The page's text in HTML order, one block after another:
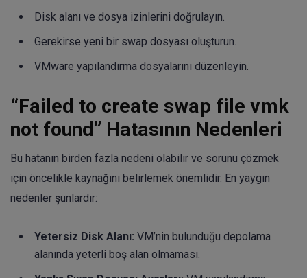
Disk alanı ve dosya izinlerini doğrulayın.
Gerekirse yeni bir swap dosyası oluşturun.
VMware yapılandırma dosyalarını düzenleyin.
“Failed to create swap file vmk
not found” Hatasının Nedenleri
Bu hatanın birden fazla nedeni olabilir ve sorunu çözmek
için öncelikle kaynağını belirlemek önemlidir. En yaygın
nedenler şunlardır:
Yetersiz Disk Alanı: VM’nin bulunduğu depolama
alanında yeterli boş alan olmaması.